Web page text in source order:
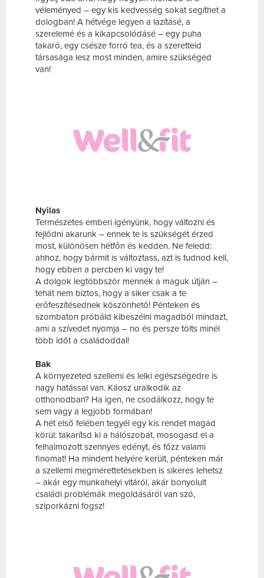
véleményed – egy kis kedvesség sokat segíthet a
dologban! A hétvége legyen a lazításé, a
szerelemé és a kikapcsolódásé – egy puha
takaró, egy csésze forró tea, és a szeretteid
társasága lesz most minden, amire szükséged
van!
Nyilas
Természetes emberi igényünk, hogy változni és
fejlődni akarunk – ennek te is szükségét érzed
most, különösen hétfőn és kedden. Ne feledd:
ahhoz, hogy bármit is változtass, azt is tudnod kell,
hogy ebben a percben ki vagy te!
A dolgok legtöbbször mennek a maguk útján –
tehát nem biztos, hogy a siker csak a te
erőfeszítésednek köszönhető! Pénteken és
szombaton próbáld kibeszélni magadból mindazt,
ami a szívedet nyomja – no és persze tölts minél
több időt a családoddal!
Bak
A környezeted szellemi és lelki egészségedre is
nagy hatással van. Káosz uralkodik az
otthonodban? Ha igen, ne csodálkozz, hogy te
sem vagy a legjobb formában!
A hét első felében tegyél egy kis rendet magad
körül: takarítsd ki a hálószobát, mosogasd el a
felhalmozott szennyes edényt, és főzz valami
finomat! Ha mindent helyére került, pénteken már
a szellemi megmérettetésekben is sikeres lehetsz
– akár egy munkahelyi vitáról, akár bonyolult
családi problémák megoldásáról van szó,
sziporkázni fogsz!